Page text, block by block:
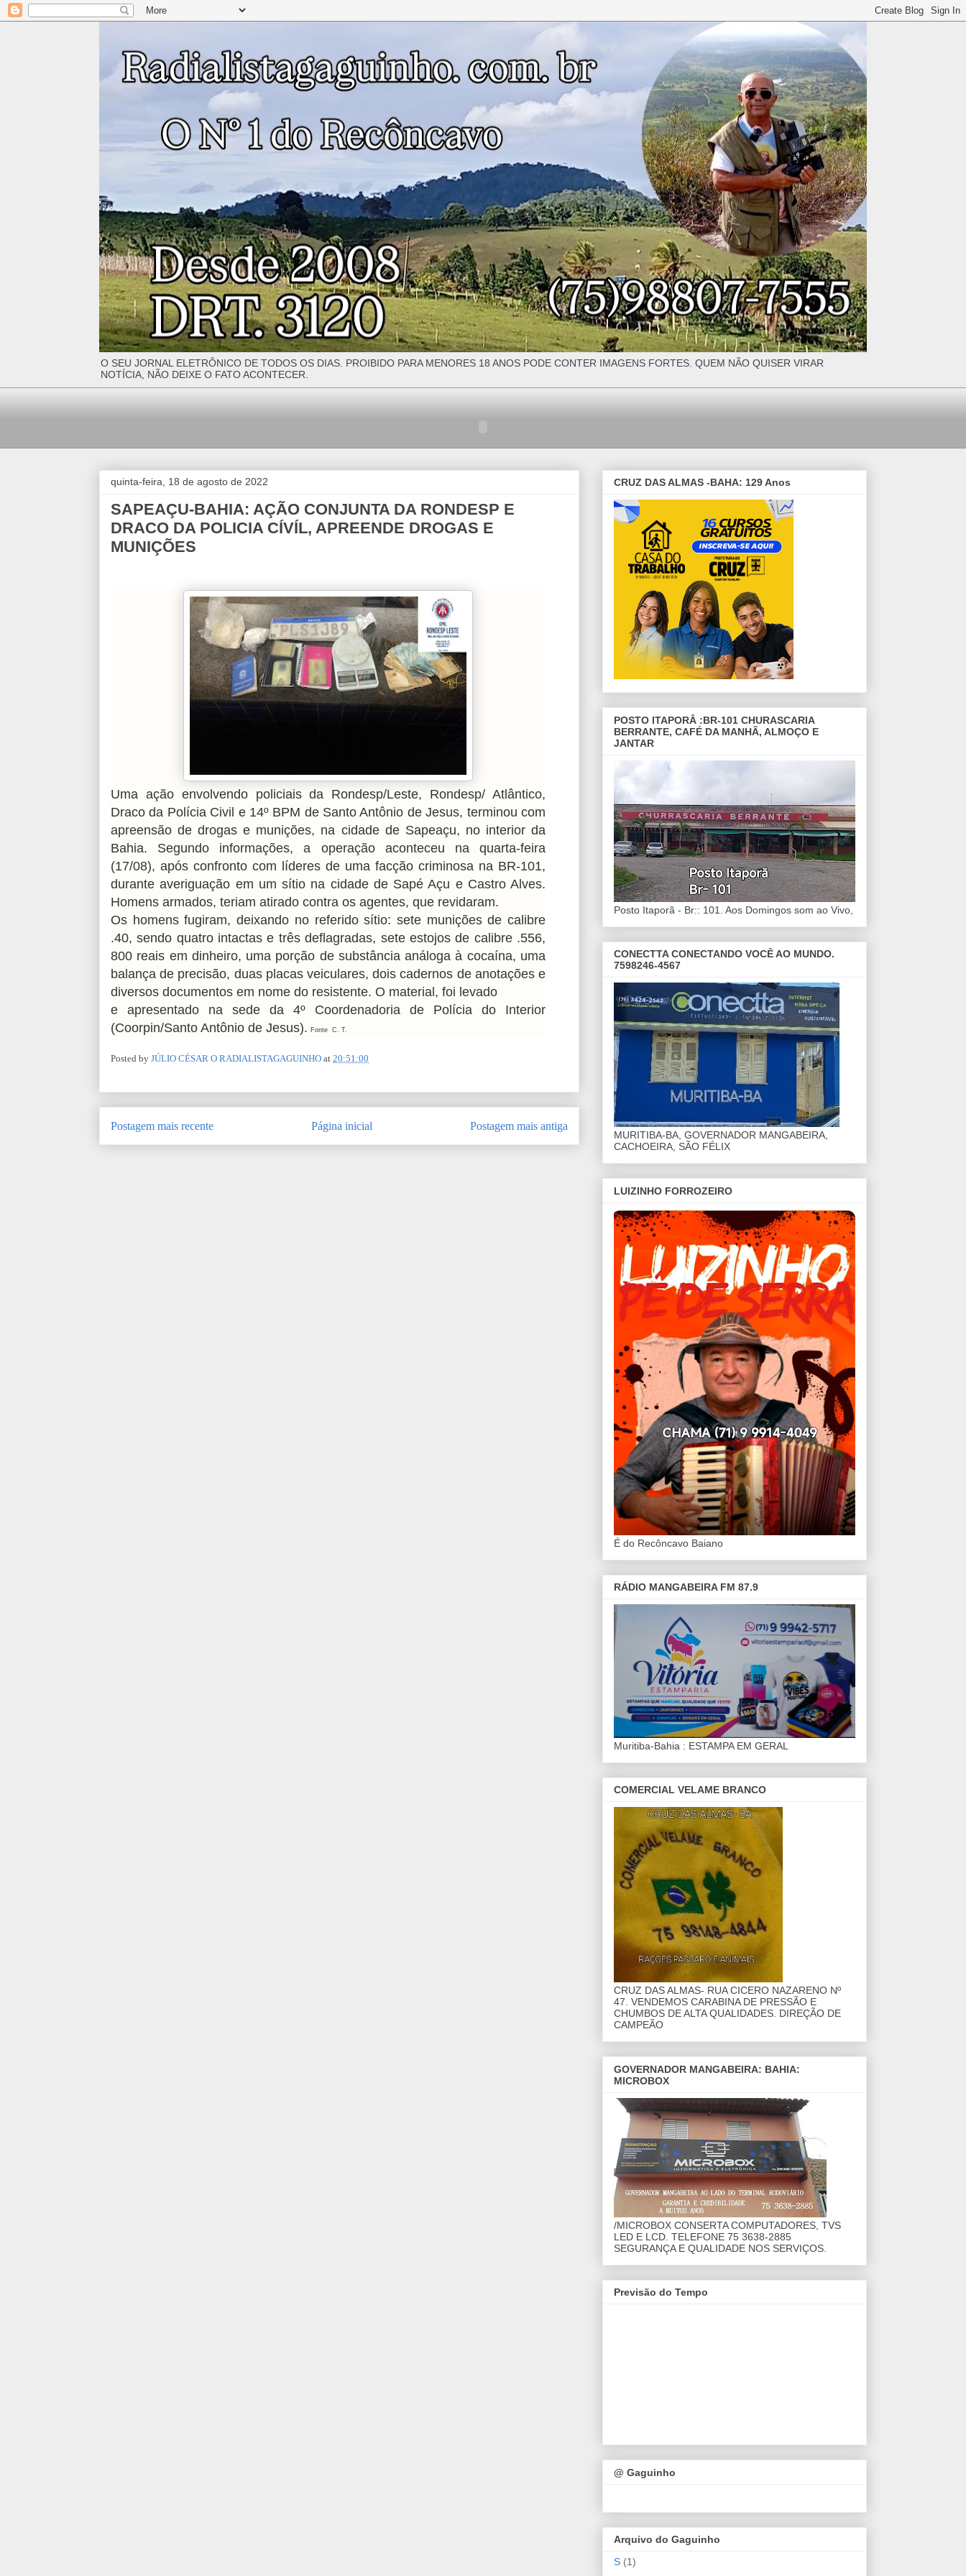
O SEU JORNAL ELETRÔNICO DE TODOS OS DIAS. PROIBIDO PARA MENORES 18 ANOS PODE CONTER IMAGENS FORTES. QUEM NÃO QUISER VIRAR
NOTÍCIA, NÃO DEIXE O FATO ACONTECER.
quinta-feira, 18 de agosto de 2022
SAPEAÇU-BAHIA: AÇÃO CONJUNTA DA RONDESP E
DRACO DA POLICIA CÍVÍL, APREENDE DROGAS E
MUNIÇÕES
Uma ação envolvendo policiais da Rondesp/Leste, Rondesp/ Atlântico,
Draco da Polícia Civil e 14º BPM de Santo Antônio de Jesus, terminou com
apreensão de drogas e munições, na cidade de Sapeaçu, no interior da
Bahia. Segundo informações, a operação aconteceu na quarta-feira
(17/08), após confronto com líderes de uma facção criminosa na BR-101,
durante averiguação em um sítio na cidade de Sapé Açu e Castro Alves.
Homens armados, teriam atirado contra os agentes, que revidaram.
Os homens fugiram, deixando no referido sítio: sete munições de calibre
.40, sendo quatro intactas e três deflagradas, sete estojos de calibre .556,
800 reais em dinheiro, uma porção de substância análoga à cocaína, uma
balança de precisão, duas placas veiculares, dois cadernos de anotações e
diversos documentos em nome do resistente. O material, foi levado
e apresentado na sede da 4º Coordenadoria de Polícia do Interior
(Coorpin/Santo Antônio de Jesus). Fonte C. T.
Posted by JÚLIO CÉSAR O RADIALISTAGAGUINHO at 20:51:00
Postagem mais recente Postagem mais antiga
Página inicial
CRUZ DAS ALMAS -BAHA: 129 Anos
POSTO ITAPORÂ :BR-101 CHURASCARIA
BERRANTE, CAFÉ DA MANHÃ, ALMOÇO E
JANTAR
Posto Itaporã - Br:: 101. Aos Domingos som ao Vivo,
CONECTTA CONECTANDO VOCÊ AO MUNDO.
7598246-4567
MURITIBA-BA, GOVERNADOR MANGABEIRA,
CACHOEIRA, SÃO FÉLIX
LUIZINHO FORROZEIRO
É do Recôncavo Baiano
RÁDIO MANGABEIRA FM 87.9
Muritiba-Bahia : ESTAMPA EM GERAL
COMERCIAL VELAME BRANCO
CRUZ DAS ALMAS- RUA CICERO NAZARENO Nº
47. VENDEMOS CARABINA DE PRESSÃO E
CHUMBOS DE ALTA QUALIDADES. DIREÇÃO DE
CAMPEÃO
GOVERNADOR MANGABEIRA: BAHIA:
MICROBOX
/MICROBOX CONSERTA COMPUTADORES, TVS
LED E LCD. TELEFONE 75 3638-2885
SEGURANÇA E QUALIDADE NOS SERVIÇOS.
Previsão do Tempo
@ Gaguinho
Arquivo do Gaguinho
S (1)